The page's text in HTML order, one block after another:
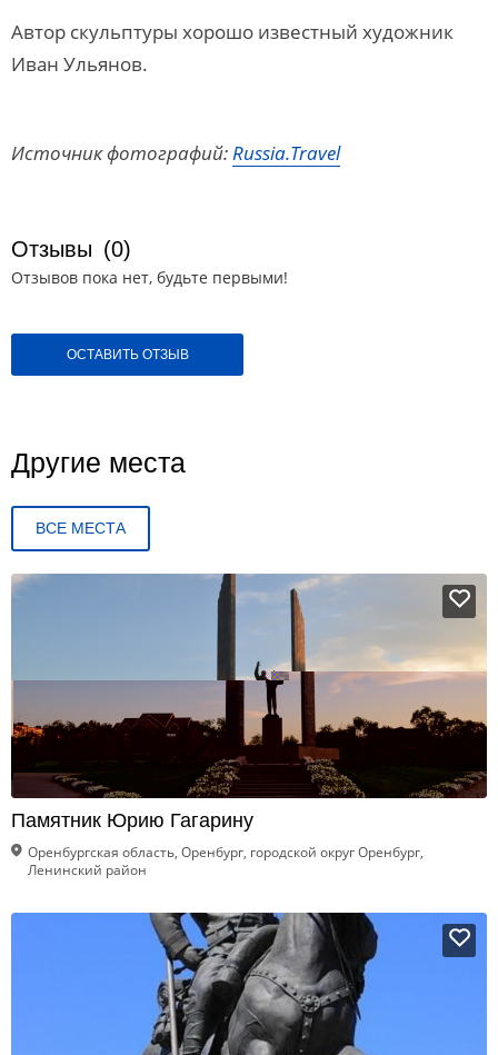
Автор скульптуры хорошо известный художник
Иван Ульянов.
Источник фотографий:Russia.Travel
Отзывы (0)
Отзывов пока нет, будьте первыми!
ОСТАВИТЬ ОТЗЫВ
Другие места
ВСЕ МЕСТА
Памятник Юрию Гагарину
Оренбургская область, Оренбург, городской округ Оренбург,
Ленинский район